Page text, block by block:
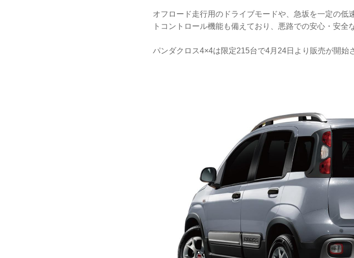
オフロード走行用のドライブモードや、急坂を一定の低
トコントロール機能も備えており、悪路での安心・安全
パンダクロス4×4は限定215台で4月24日より販売が開始